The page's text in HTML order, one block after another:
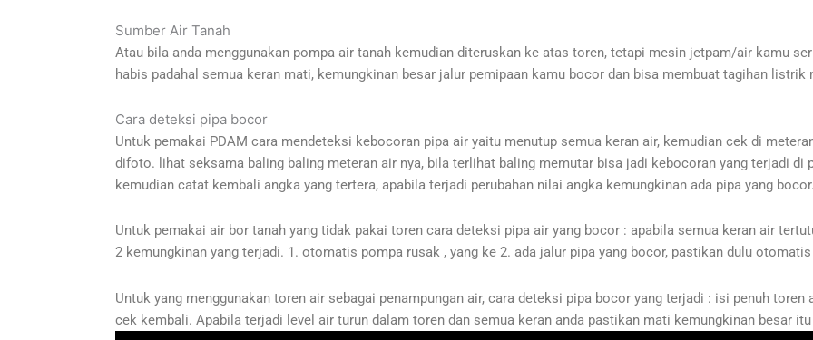
Sumber Air Tanah
Atau bila anda menggunakan pompa air tanah kemudian diteruskan ke atas toren, tetapi mesin jetpam/air kamu
habis padahal semua keran mati, kemungkinan besar jalur pemipaan kamu bocor dan bisa membuat tagihan listrik
Cara deteksi pipa bocor
Untuk pemakai PDAM cara mendeteksi kebocoran pipa air yaitu menutup semua keran air, kemudian cek di
difoto. lihat seksama baling baling meteran air nya, bila terlihat baling memutar bisa jadi kebocoran yang terjadi di
kemudian catat kembali angka yang tertera, apabila terjadi perubahan nilai angka kemungkinan ada pipa yang bocor.
Untuk pemakai air bor tanah yang tidak pakai toren cara deteksi pipa air yang bocor : apabila semua keran air
2 kemungkinan yang terjadi. 1. otomatis pompa rusak , yang ke 2. ada jalur pipa yang bocor, pastikan dulu
Untuk yang menggunakan toren air sebagai penampungan air, cara deteksi pipa bocor yang terjadi : isi penuh
cek kembali. Apabila terjadi level air turun dalam toren dan semua keran anda pastikan mati kemungkinan besar itu